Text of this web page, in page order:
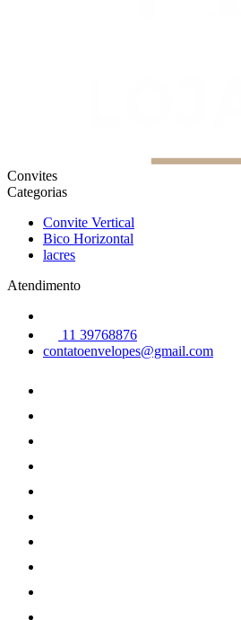
Convites
Categorias
Convite Vertical
Bico Horizontal
lacres
Atendimento
11 39768876
contatoenvelopes@gmail.com